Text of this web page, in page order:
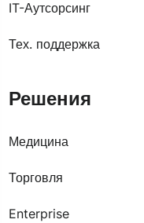
IT-Аутсорсинг
Тех. поддержка
Решения
Медицина
Торговля
Enterprise